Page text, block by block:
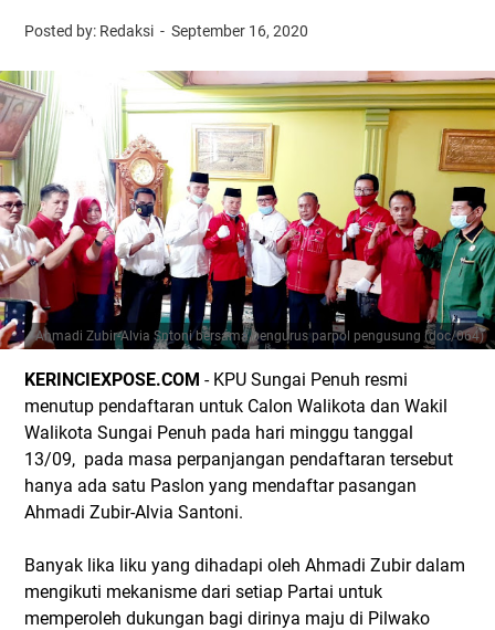
Posted by: Redaksi September 16, 2020
Ahmadi Zubir-Alvia Sntoni bersama pengurus parpol pengusung (doc/064)
KERINCIEXPOSE.COM - KPU Sungai Penuh resmi
menutup pendaftaran untuk Calon Walikota dan Wakil
Walikota Sungai Penuh pada hari minggu tanggal
13/09, pada masa perpanjangan pendaftaran tersebut
hanya ada satu Paslon yang mendaftar pasangan
Ahmadi Zubir-Alvia Santoni.
Banyak lika liku yang dihadapi oleh Ahmadi Zubir dalam
mengikuti mekanisme dari setiap Partai untuk
memperoleh dukungan bagi dirinya maju di Pilwako